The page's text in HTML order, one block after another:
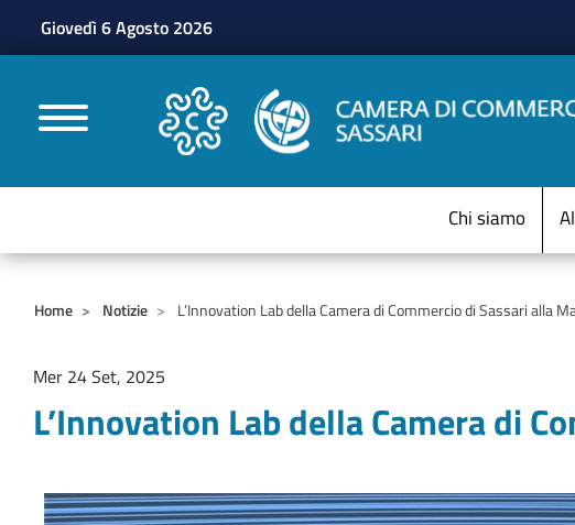
Giovedì 6 Agosto 2026
CAMERE DI COMMERCIO
Chi siamo
Home Notizie L’Innovation Lab della Camera di Commercio di Sassari alla
Mer 24 Set, 2025
L’Innovation Lab della Camera di